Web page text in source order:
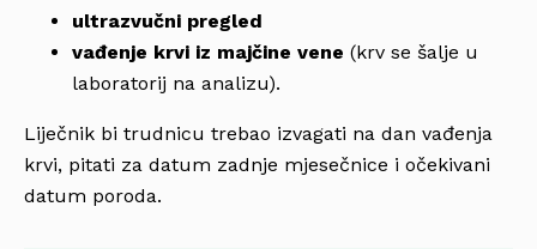
ultrazvučni pregled
vađenje krvi iz majčine vene (krv se šalje u
laboratorij na analizu).
Liječnik bi trudnicu trebao izvagati na dan vađenja
krvi, pitati za datum zadnje mjesečnice i očekivani
datum poroda.